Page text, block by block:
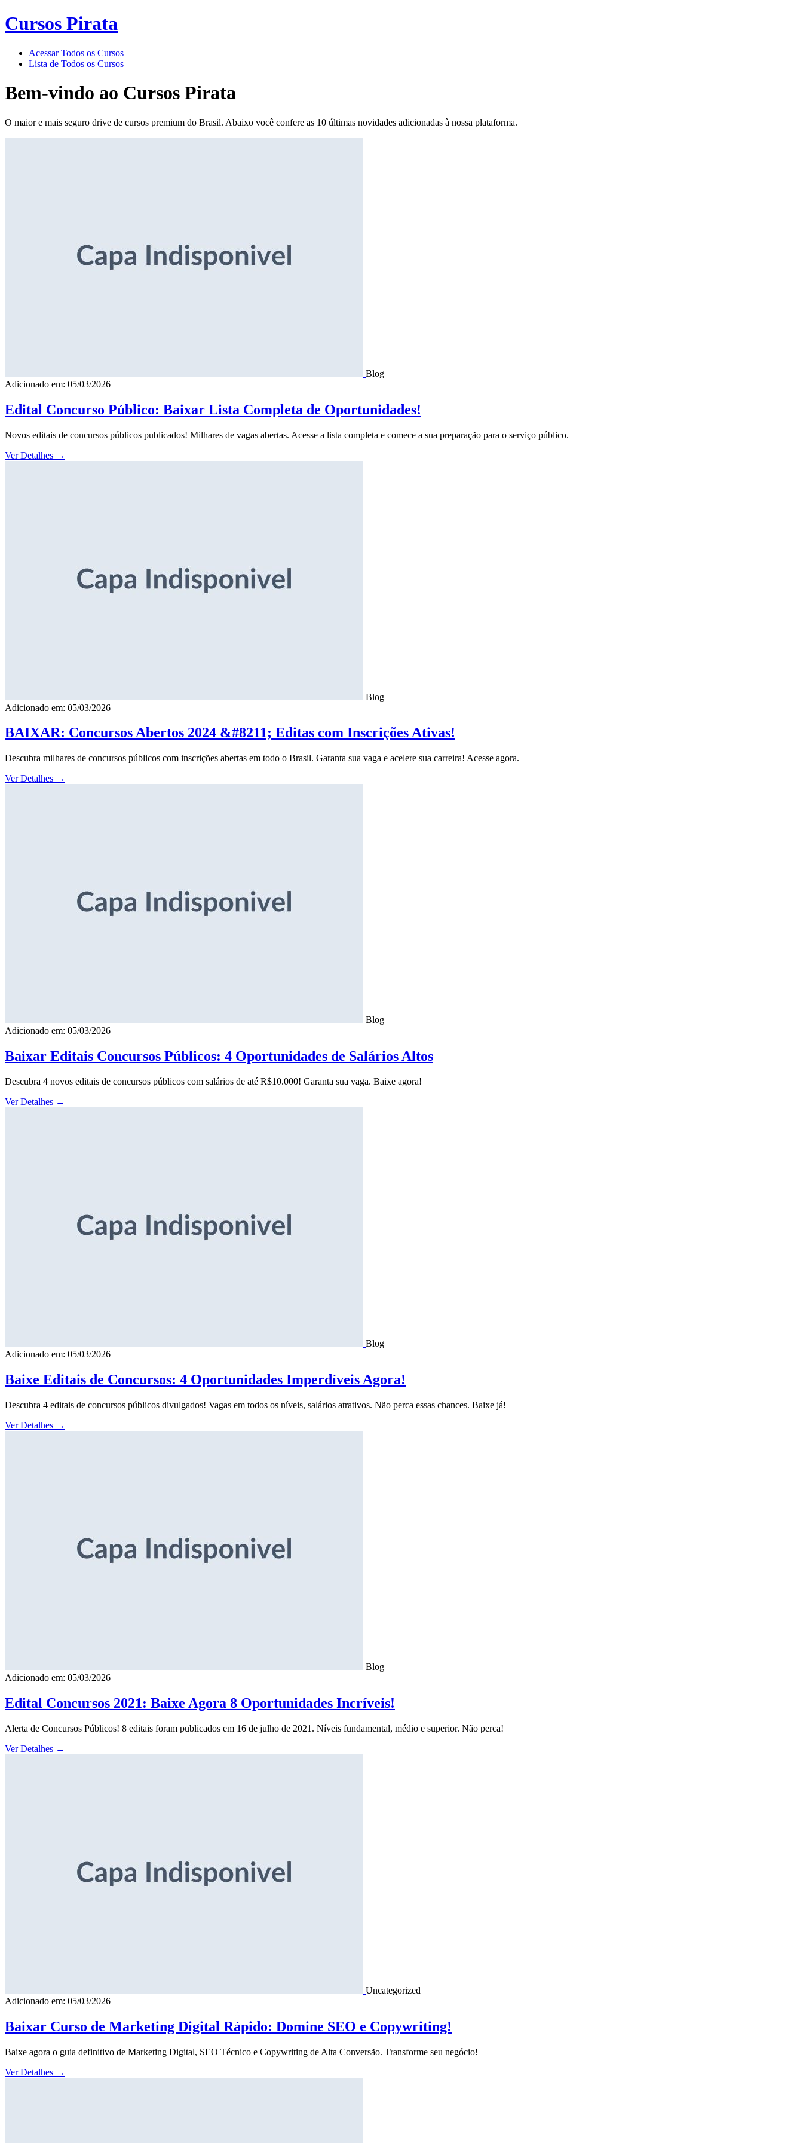
Cursos Pirata
Acessar Todos os Cursos
Lista de Todos os Cursos
Bem-vindo ao Cursos Pirata
O maior e mais seguro drive de cursos premium do Brasil. Abaixo você confere as 10 últimas novidades adicionadas à nossa plataforma.
Blog
Adicionado em: 05/03/2026
Edital Concurso Público: Baixar Lista Completa de Oportunidades!
Novos editais de concursos públicos publicados! Milhares de vagas abertas. Acesse a lista completa e comece a sua preparação para o serviço público.
Ver Detalhes →
Blog
Adicionado em: 05/03/2026
BAIXAR: Concursos Abertos 2024 &#8211; Editas com Inscrições Ativas!
Descubra milhares de concursos públicos com inscrições abertas em todo o Brasil. Garanta sua vaga e acelere sua carreira! Acesse agora.
Ver Detalhes →
Blog
Adicionado em: 05/03/2026
Baixar Editais Concursos Públicos: 4 Oportunidades de Salários Altos
Descubra 4 novos editais de concursos públicos com salários de até R$10.000! Garanta sua vaga. Baixe agora!
Ver Detalhes →
Blog
Adicionado em: 05/03/2026
Baixe Editais de Concursos: 4 Oportunidades Imperdíveis Agora!
Descubra 4 editais de concursos públicos divulgados! Vagas em todos os níveis, salários atrativos. Não perca essas chances. Baixe já!
Ver Detalhes →
Blog
Adicionado em: 05/03/2026
Edital Concursos 2021: Baixe Agora 8 Oportunidades Incríveis!
Alerta de Concursos Públicos! 8 editais foram publicados em 16 de julho de 2021. Níveis fundamental, médio e superior. Não perca!
Ver Detalhes →
Uncategorized
Adicionado em: 05/03/2026
Baixar Curso de Marketing Digital Rápido: Domine SEO e Copywriting!
Baixe agora o guia definitivo de Marketing Digital, SEO Técnico e Copywriting de Alta Conversão. Transforme seu negócio!
Ver Detalhes →